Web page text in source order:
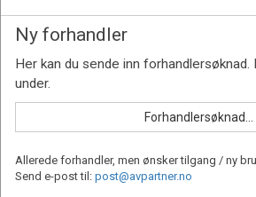
Ny forhandler
Allerede forhandler, men ønsker tilgang / ny
Send e-post til: post@avpartner.no